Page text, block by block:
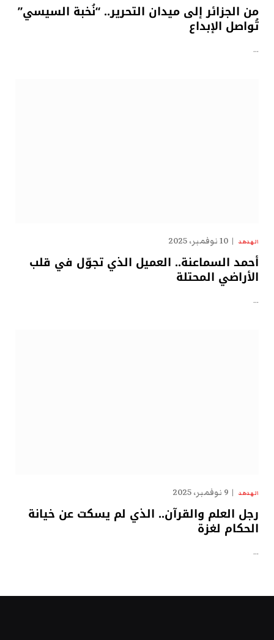
من الجزائر إلى ميدان التحرير.. “نُخبة السيسي”
تُواصل الإبداع
…
الهدهد 10 نوفمبر، 2025
أحمد السماعنة.. العميل الذي تجوّل في قلب
الأراضي المحتلة
…
الهدهد 9 نوفمبر، 2025
رجل العلم والقرآن.. الذي لم يسكت عن خيانة
الحكام لغزة
…